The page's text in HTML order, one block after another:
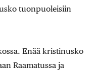
tuonpuoleisiin
Enää kristinusko
Raamatussa ja